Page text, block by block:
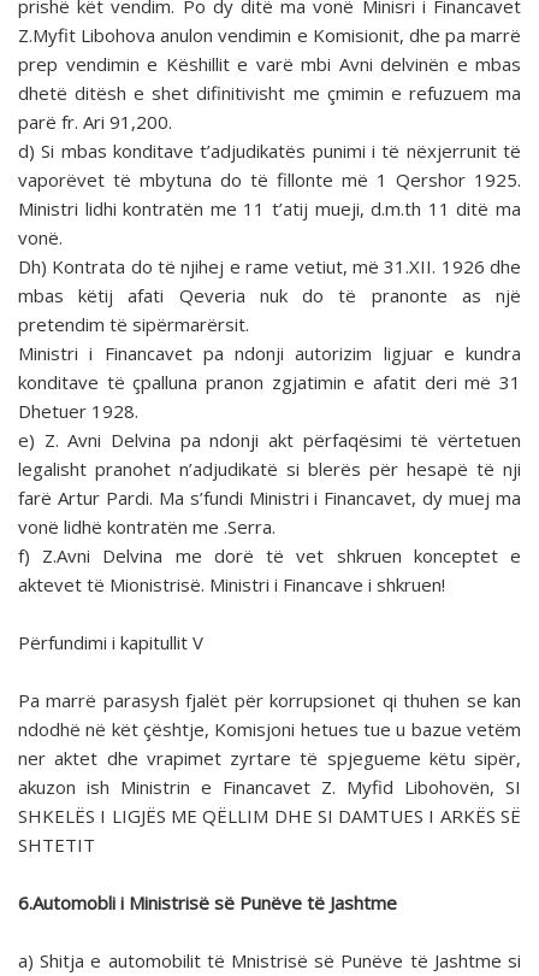
prishë kët vendim. Po dy ditë ma vonë Minisri i Financavet
Z.Myfit Libohova anulon vendimin e Komisionit, dhe pa marrë
prep vendimin e Këshillit e varë mbi Avni delvinën e mbas
dhetë ditësh e shet difinitivisht me çmimin e refuzuem ma
parë fr. Ari 91,200.
d) Si mbas konditave t’adjudikatës punimi i të nëxjerrunit të
vaporëvet të mbytuna do të fillonte më 1 Qershor 1925.
Ministri lidhi kontratën me 11 t’atij mueji, d.m.th 11 ditë ma
vonë.
Dh) Kontrata do të njihej e rame vetiut, më 31.XII. 1926 dhe
mbas këtij afati Qeveria nuk do të pranonte as një
pretendim të sipërmarërsit.
Ministri i Financavet pa ndonji autorizim ligjuar e kundra
konditave të çpalluna pranon zgjatimin e afatit deri më 31
Dhetuer 1928.
e) Z. Avni Delvina pa ndonji akt përfaqësimi të vërtetuen
legalisht pranohet n’adjudikatë si blerës për hesapë të nji
farë Artur Pardi. Ma s’fundi Ministri i Financavet, dy muej ma
vonë lidhë kontratën me .Serra.
f) Z.Avni Delvina me dorë të vet shkruen konceptet e
aktevet të Mionistrisë. Ministri i Financave i shkruen!
Përfundimi i kapitullit V
Pa marrë parasysh fjalët për korrupsionet qi thuhen se kan
ndodhë në kët çështje, Komisjoni hetues tue u bazue vetëm
ner aktet dhe vrapimet zyrtare të spjegueme këtu sipër,
akuzon ish Ministrin e Financavet Z. Myfid Libohovën, SI
SHKELËS I LIGJËS ME QËLLIM DHE SI DAMTUES I ARKËS SË
SHTETIT
6.Automobli i Ministrisë së Punëve të Jashtme
a) Shitja e automobilit të Mnistrisë së Punëve të Jashtme si